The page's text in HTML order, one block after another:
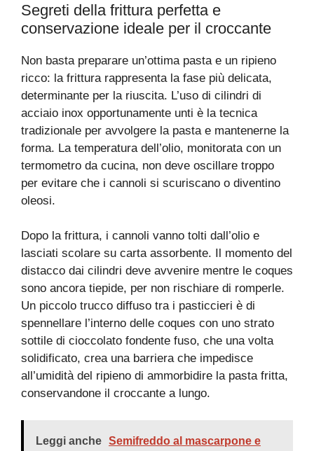
Segreti della frittura perfetta e
conservazione ideale per il croccante
Non basta preparare un’ottima pasta e un ripieno
ricco: la frittura rappresenta la fase più delicata,
determinante per la riuscita. L’uso di cilindri di
acciaio inox opportunamente unti è la tecnica
tradizionale per avvolgere la pasta e mantenerne la
forma. La temperatura dell’olio, monitorata con un
termometro da cucina, non deve oscillare troppo
per evitare che i cannoli si scuriscano o diventino
oleosi.
Dopo la frittura, i cannoli vanno tolti dall’olio e
lasciati scolare su carta assorbente. Il momento del
distacco dai cilindri deve avvenire mentre le coques
sono ancora tiepide, per non rischiare di romperle.
Un piccolo trucco diffuso tra i pasticcieri è di
spennellare l’interno delle coques con uno strato
sottile di cioccolato fondente fuso, che una volta
solidificato, crea una barriera che impedisce
all’umidità del ripieno di ammorbidire la pasta fritta,
conservandone il croccante a lungo.
Leggi anche Semifreddo al mascarpone e